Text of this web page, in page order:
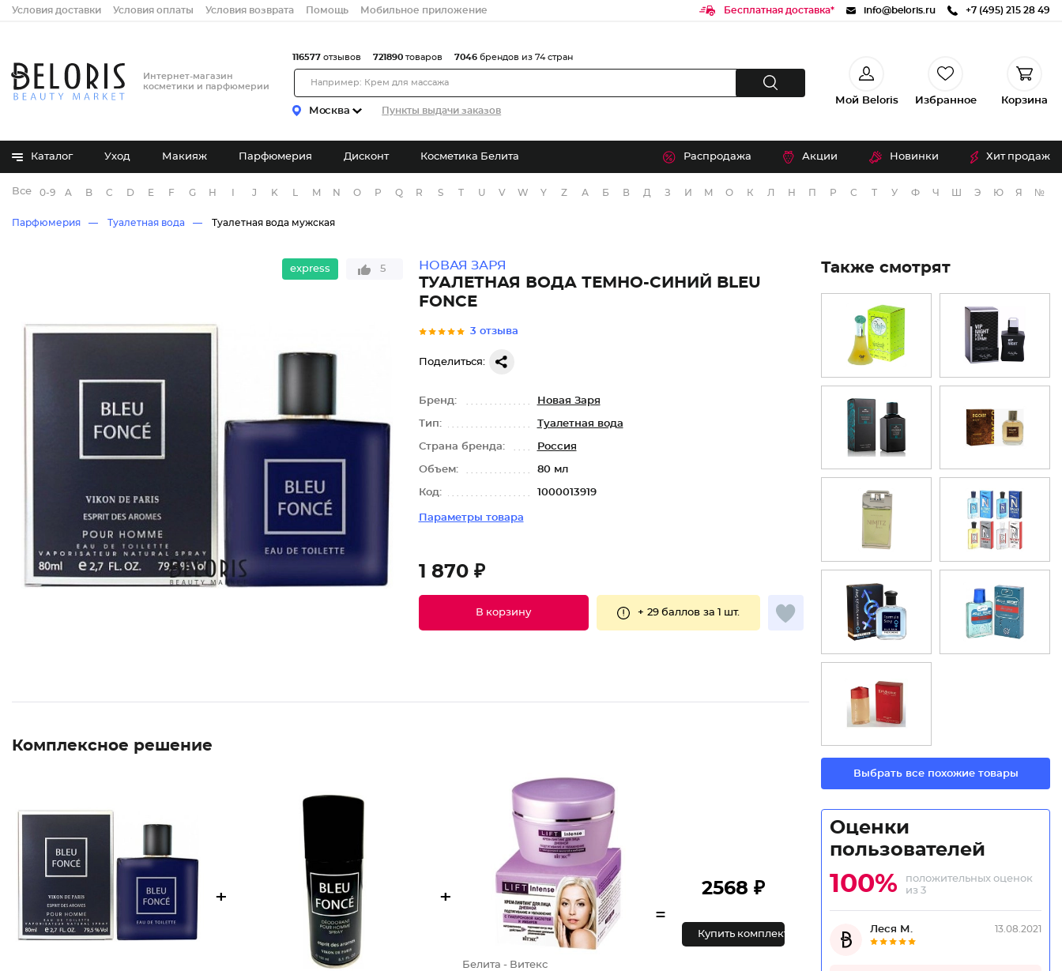
Условия доставки Условия оплаты Условия возврата Помощь Мобильное приложение Бесплатная доставка* info@beloris.ru +7 (495) 215 28 49
Интернет-магазин
косметики и парфюмерии
Москва Пункты выдачи заказов
116577 отзывов 721890 товаров 7046 брендов из 74 стран
Мой Beloris Избранное Корзина
Каталог Уход Макияж Парфюмерия Дисконт Косметика Белита Распродажа Акции Новинки Хит продаж
Все бренды
0-9 A B C D E F G H J K M N O P Q R S T U V W Y Z А Б В Д З И М О К Л Н П Р С Т У Ф Ч Э Ю Я №
Парфюмерия Туалетная вода Туалетная вода мужская
express 5 НОВАЯ ЗАРЯ
ТУАЛЕТНАЯ ВОДА ТЕМНО-СИНИЙ BLEU
FONCE
3 отзыва
Поделиться:
Бренд: Новая Заря
Тип: Туалетная вода
Страна бренда: Россия
Объем: 80 мл
Код: 1000013919
Параметры товара
1 870 ₽
В корзину + 29 баллов за 1 шт.
Комплексное решение
+ +
Белита - Витекс
=
2568 ₽
Купить комплект
Также смотрят
Выбрать все похожие товары
Оценки
пользователей
100%
положительных оценок
из 3
Леся М. 13.08.2021